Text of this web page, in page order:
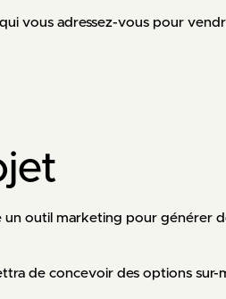
vous adressez-vous pour
outil marketing pour générer
de concevoir des options sur-